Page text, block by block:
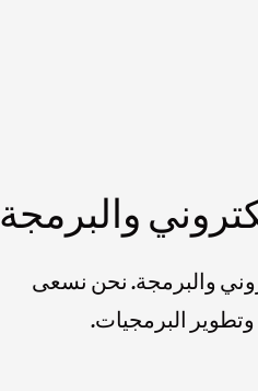
والبرمجة
والبرمجة. نحن نسعى
البرمجيات.